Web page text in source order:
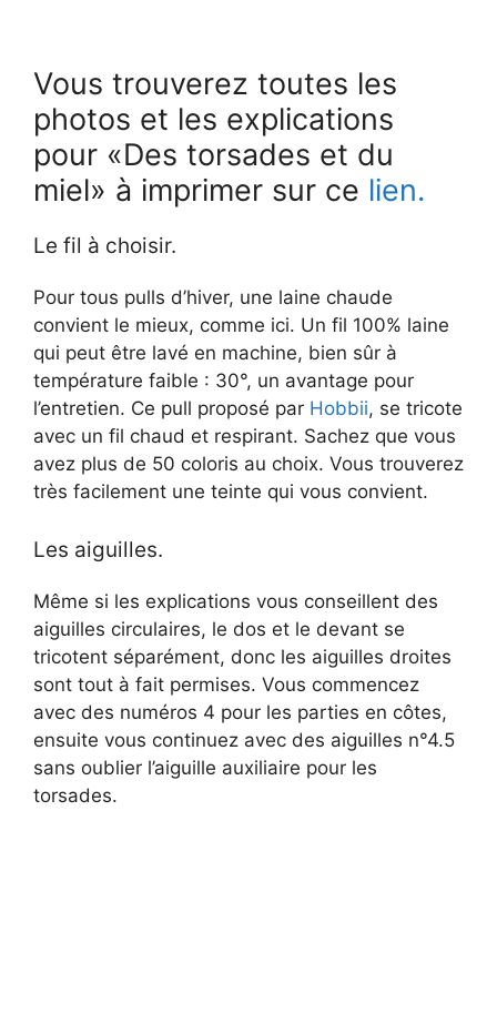
Vous trouverez toutes les
photos et les explications
pour «Des torsades et du
miel» à imprimer sur ce lien.
Le fil à choisir.
Pour tous pulls d’hiver, une laine chaude
convient le mieux, comme ici. Un fil 100% laine
qui peut être lavé en machine, bien sûr à
température faible : 30°, un avantage pour
l’entretien. Ce pull proposé par Hobbii, se tricote
avec un fil chaud et respirant. Sachez que vous
avez plus de 50 coloris au choix. Vous trouverez
très facilement une teinte qui vous convient.
Les aiguilles.
Même si les explications vous conseillent des
aiguilles circulaires, le dos et le devant se
tricotent séparément, donc les aiguilles droites
sont tout à fait permises. Vous commencez
avec des numéros 4 pour les parties en côtes,
ensuite vous continuez avec des aiguilles n°4.5
sans oublier l’aiguille auxiliaire pour les
torsades.